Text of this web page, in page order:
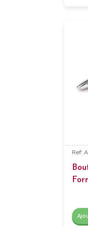
Ref: